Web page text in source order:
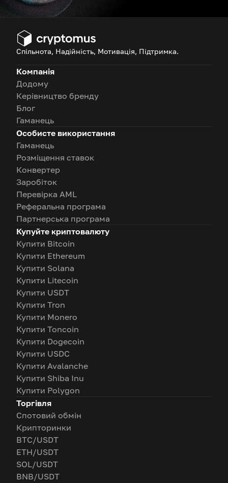
Спільнота, Надійність, Мотивація, Підтримка.
Компанія
Додому
Керівництво бренду
Блог
Гаманець
Особисте використання
Гаманець
Розміщення ставок
Конвертер
Заробіток
Перевірка AML
Реферальна програма
Партнерська програма
Купуйте криптовалюту
Купити Bitcoin
Купити Ethereum
Купити Solana
Купити Litecoin
Купити USDT
Купити Tron
Купити Monero
Купити Toncoin
Купити Dogecoin
Купити USDC
Купити Avalanche
Купити Shiba Inu
Купити Polygon
Торгівля
Спотовий обмін
Крипторинки
BTC/USDT
ETH/USDT
SOL/USDT
BNB/USDT